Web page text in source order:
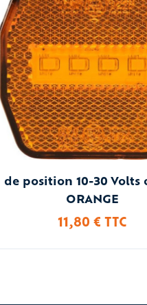
de position 10-30 Volts
ORANGE
11,80 € TTC